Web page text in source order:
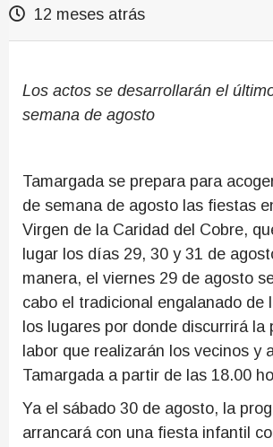
12 meses atrás
Los actos se desarrollarán el
semana de agosto
Tamargada se prepara para
de semana de agosto las fiestas
Virgen de la Caridad del Cobre,
lugar los días 29, 30 y 31 de
manera, el viernes 29 de agosto
cabo el tradicional engalanado de
los lugares por donde discurrirá la
labor que realizarán los vecinos y
Tamargada a partir de las 18.00
Ya el sábado 30 de agosto, la
arrancará con una fiesta infantil